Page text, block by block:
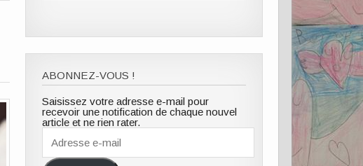
ABONNEZ-VOUS !
Saisissez votre adresse e-mail pour
recevoir une notification de chaque nouvel
article et ne rien rater.
Adresse
e-